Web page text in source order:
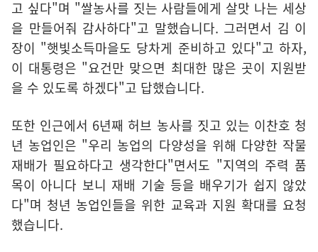
고 싶다"며 "쌀농사를 짓는 사람들에게 살맛 나는 세상
을 만들어줘 감사하다"고 말했습니다. 그러면서 김 이
장이 "햇빛소득마을도 당차게 준비하고 있다"고 하자,
이 대통령은 "요건만 맞으면 최대한 많은 곳이 지원받
을 수 있도록 하겠다"고 답했습니다.
또한 인근에서 6년째 허브 농사를 짓고 있는 이찬호 청
년 농업인은 "우리 농업의 다양성을 위해 다양한 작물
재배가 필요하다고 생각한다"면서도 "지역의 주력 품
목이 아니다 보니 재배 기술 등을 배우기가 쉽지 않았
다"며 청년 농업인들을 위한 교육과 지원 확대를 요청
했습니다.